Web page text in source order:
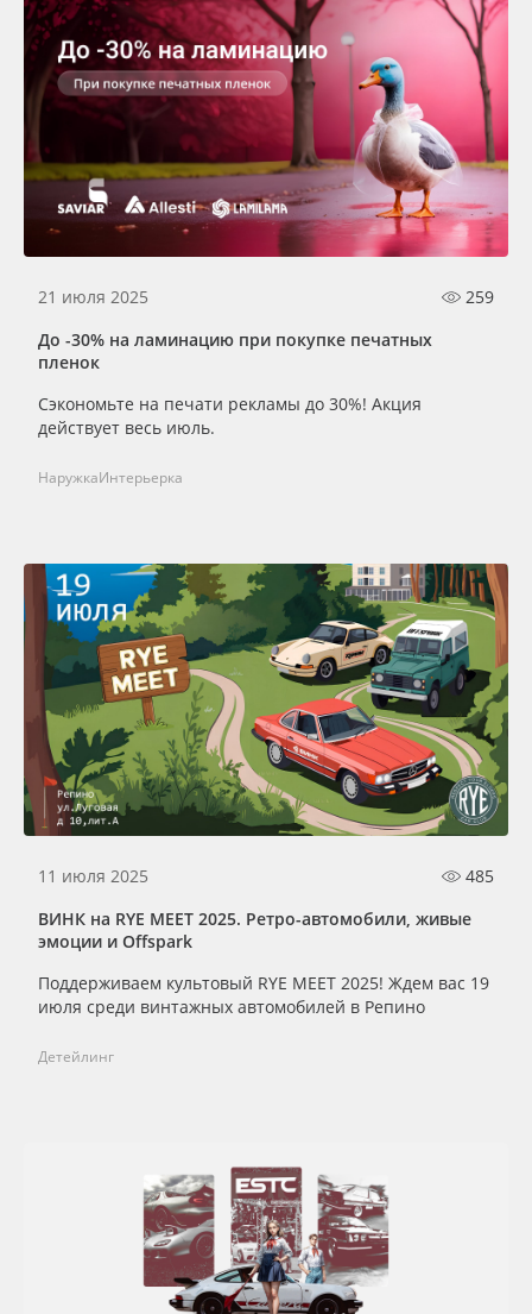
21 июля 2025
259
До -30% на ламинацию при покупке печатных
пленок
Сэкономьте на печати рекламы до 30%! Акция
действует весь июль.
НаружкаИнтерьерка
11 июля 2025
485
ВИНК на RYE MEET 2025. Ретро-автомобили, живые
эмоции и Offspark
Поддерживаем культовый RYE MEET 2025! Ждем вас 19
июля среди винтажных автомобилей в Репино
Детейлинг